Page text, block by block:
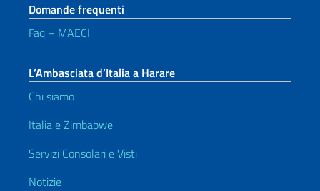
Domande frequenti
Faq – MAECI
L’Ambasciata d’Italia a Harare
Chi siamo
Italia e Zimbabwe
Servizi Consolari e Visti
Notizie